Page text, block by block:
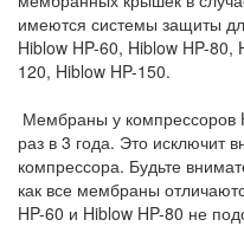
имеются системы защиты
Hiblow HP-60, Hiblow HP-80,
120, Hiblow HP-150.
Мембраны у компрессоров
раз в 3 года. Это исключит
компрессора. Будьте
как все мембраны
HP-60 и Hiblow HP-80 не